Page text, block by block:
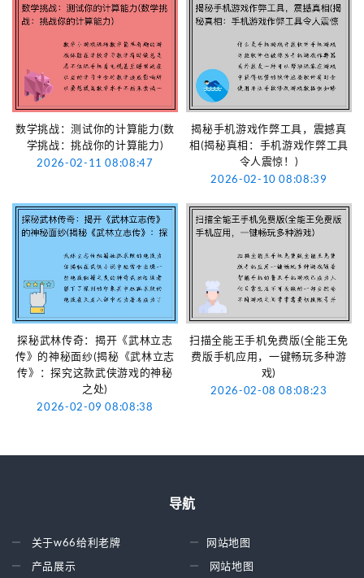
数学挑战：测试你的计算能力(数
学挑战：挑战你的计算能力)
2026-02-11 08:08:47
揭秘手机游戏作弊工具，震撼真
相(揭秘真相：手机游戏作弊工具
令人震惊！)
2026-02-10 08:08:39
探秘武林传奇：揭开《武林立志
传》的神秘面纱(揭秘《武林立志
传》：探究这款武侠游戏的神秘
之处)
2026-02-09 08:08:38
扫描全能王手机免费版(全能王免
费版手机应用，一键畅玩多种游
戏)
2026-02-08 08:08:23
导航
关于w66给利老牌
产品展示
网站地图
网站地图